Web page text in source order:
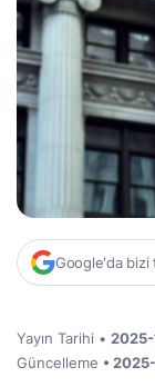
Google'da bizi
Yayın Tarihi •
Güncelleme •